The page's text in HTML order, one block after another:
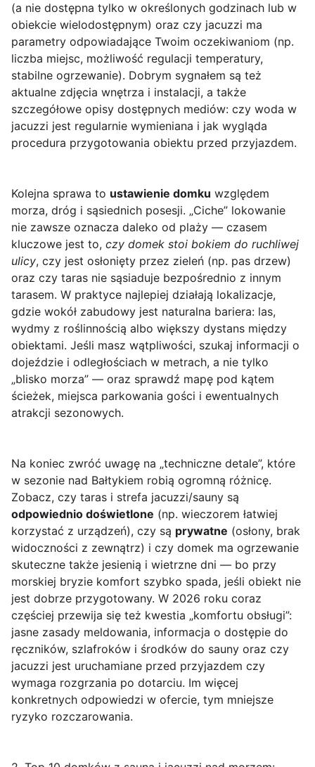
(a nie dostępna tylko w określonych godzinach lub w
obiekcie wielodostępnym) oraz czy jacuzzi ma
parametry odpowiadające Twoim oczekiwaniom (np.
liczba miejsc, możliwość regulacji temperatury,
stabilne ogrzewanie). Dobrym sygnałem są też
aktualne zdjęcia wnętrza i instalacji, a także
szczegółowe opisy dostępnych mediów: czy woda w
jacuzzi jest regularnie wymieniana i jak wygląda
procedura przygotowania obiektu przed przyjazdem.
Kolejna sprawa to ustawienie domku względem
morza, dróg i sąsiednich posesji. „Ciche” lokowanie
nie zawsze oznacza daleko od plaży — czasem
kluczowe jest to, czy domek stoi bokiem do ruchliwej
ulicy, czy jest osłonięty przez zieleń (np. pas drzew)
oraz czy taras nie sąsiaduje bezpośrednio z innym
tarasem. W praktyce najlepiej działają lokalizacje,
gdzie wokół zabudowy jest naturalna bariera: las,
wydmy z roślinnością albo większy dystans między
obiektami. Jeśli masz wątpliwości, szukaj informacji o
dojeździe i odległościach w metrach, a nie tylko
„blisko morza” — oraz sprawdź mapę pod kątem
ścieżek, miejsca parkowania gości i ewentualnych
atrakcji sezonowych.
Na koniec zwróć uwagę na „techniczne detale”, które
w sezonie nad Bałtykiem robią ogromną różnicę.
Zobacz, czy taras i strefa jacuzzi/sauny są
odpowiednio doświetlone (np. wieczorem łatwiej
korzystać z urządzeń), czy są prywatne (osłony, brak
widoczności z zewnątrz) i czy domek ma ogrzewanie
skuteczne także jesienią i wietrzne dni — bo przy
morskiej bryzie komfort szybko spada, jeśli obiekt nie
jest dobrze przygotowany. W 2026 roku coraz
częściej przewija się też kwestia „komfortu obsługi”:
jasne zasady meldowania, informacja o dostępie do
ręczników, szlafroków i środków do sauny oraz czy
jacuzzi jest uruchamiane przed przyjazdem czy
wymaga rozgrzania po dotarciu. Im więcej
konkretnych odpowiedzi w ofercie, tym mniejsze
ryzyko rozczarowania.